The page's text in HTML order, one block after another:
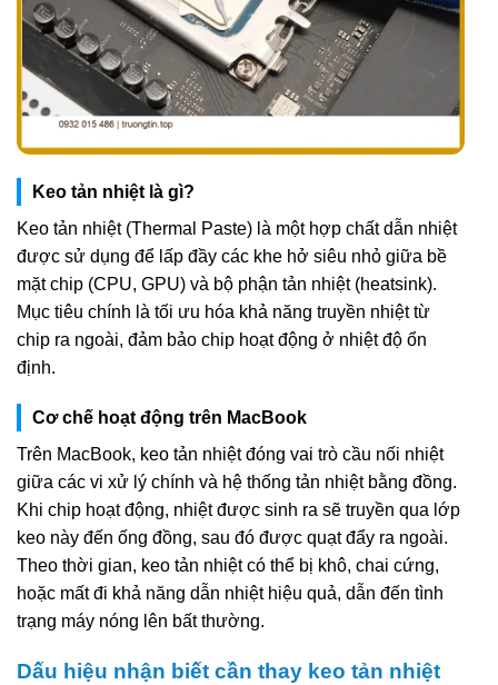
Keo tản nhiệt là gì?
Keo tản nhiệt (Thermal Paste) là một hợp chất dẫn nhiệt
được sử dụng để lấp đầy các khe hở siêu nhỏ giữa bề
mặt chip (CPU, GPU) và bộ phận tản nhiệt (heatsink).
Mục tiêu chính là tối ưu hóa khả năng truyền nhiệt từ
chip ra ngoài, đảm bảo chip hoạt động ở nhiệt độ ổn
định.
Cơ chế hoạt động trên MacBook
Trên MacBook, keo tản nhiệt đóng vai trò cầu nối nhiệt
giữa các vi xử lý chính và hệ thống tản nhiệt bằng đồng.
Khi chip hoạt động, nhiệt được sinh ra sẽ truyền qua lớp
keo này đến ống đồng, sau đó được quạt đẩy ra ngoài.
Theo thời gian, keo tản nhiệt có thể bị khô, chai cứng,
hoặc mất đi khả năng dẫn nhiệt hiệu quả, dẫn đến tình
trạng máy nóng lên bất thường.
Dấu hiệu nhận biết cần thay keo tản nhiệt